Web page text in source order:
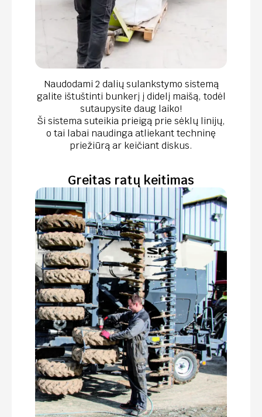
Naudodami 2 dalių sulankstymo sistemą
galite ištuštinti bunkerį į didelį maišą, todėl
sutaupysite daug laiko!
Ši sistema suteikia prieigą prie sėklų linijų,
o tai labai naudinga atliekant techninę
priežiūrą ar keičiant diskus.
Greitas ratų keitimas